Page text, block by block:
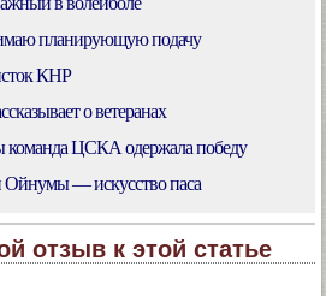
планирующую подачу
КНР
о ветеранах
команда ЦСКА одержала победу
Ойнумы — искусство паса
отзыв к этой статье